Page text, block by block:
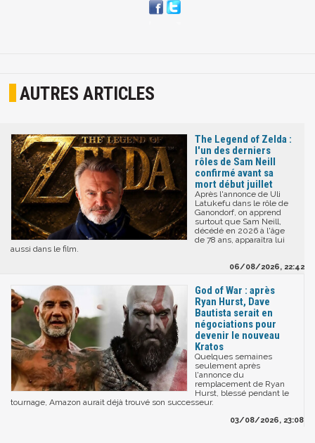
AUTRES ARTICLES
The Legend of Zelda :
l'un des derniers
rôles de Sam Neill
confirmé avant sa
mort début juillet
Après l'annonce de Uli
Latukefu dans le rôle de
Ganondorf, on apprend
surtout que Sam Neill,
décédé en 2026 à l'âge
de 78 ans, apparaîtra lui
aussi dans le film.
06/08/2026, 22:42
God of War : après
Ryan Hurst, Dave
Bautista serait en
négociations pour
devenir le nouveau
Kratos
Quelques semaines
seulement après
l'annonce du
remplacement de Ryan
Hurst, blessé pendant le
tournage, Amazon aurait déjà trouvé son successeur.
03/08/2026, 23:08